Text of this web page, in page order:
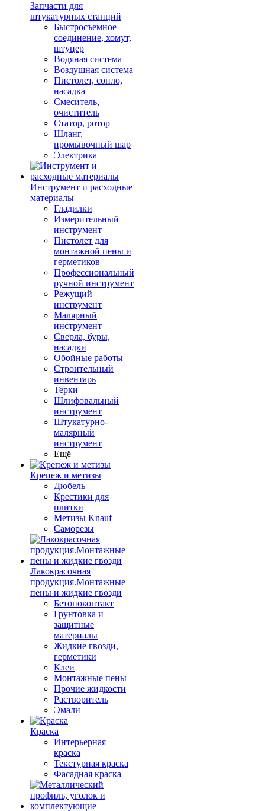
Запчасти для
штукатурных станций
Быстросъемное
соединение, хомут,
штуцер
Водяная система
Воздушная система
Пистолет, сопло,
насадка
Смеситель,
очиститель
Статор, ротор
Шланг,
промывочный шар
Электрика
Инструмент и расходные
материалы
Гладилки
Измерительный
инструмент
Пистолет для
монтажной пены и
герметиков
Профессиональный
ручной инструмент
Режущий
инструмент
Малярный
инструмент
Сверла, буры,
насадки
Обойные работы
Строительный
инвентарь
Терки
Шлифовальный
инструмент
Штукатурно-
малярный
инструмент
Ещё
Крепеж и метизы
Дюбель
Крестики для
плитки
Метизы Knauf
Саморезы
Лакокрасочная
продукция.Монтажные
пены и жидкие гвозди
Бетоноконтакт
Грунтовка и
защитные
материалы
Жидкие гвозди,
герметики
Клеи
Монтажные пены
Прочие жидкости
Растворитель
Эмали
Краска
Интерьерная
краска
Текстурная краска
Фасадная краска